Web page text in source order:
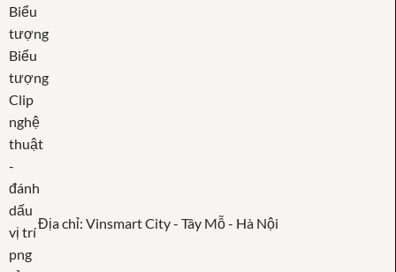
Địa chỉ: Vinsmart City - Tây Mỗ - Hà Nội